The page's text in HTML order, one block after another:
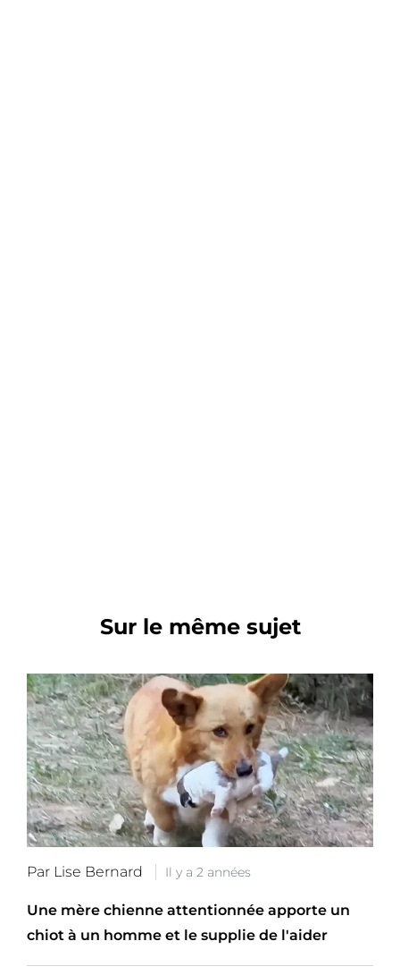
Sur le même sujet
Par Lise Bernard Il y a 2 années
Une mère chienne attentionnée apporte un
chiot à un homme et le supplie de l'aider